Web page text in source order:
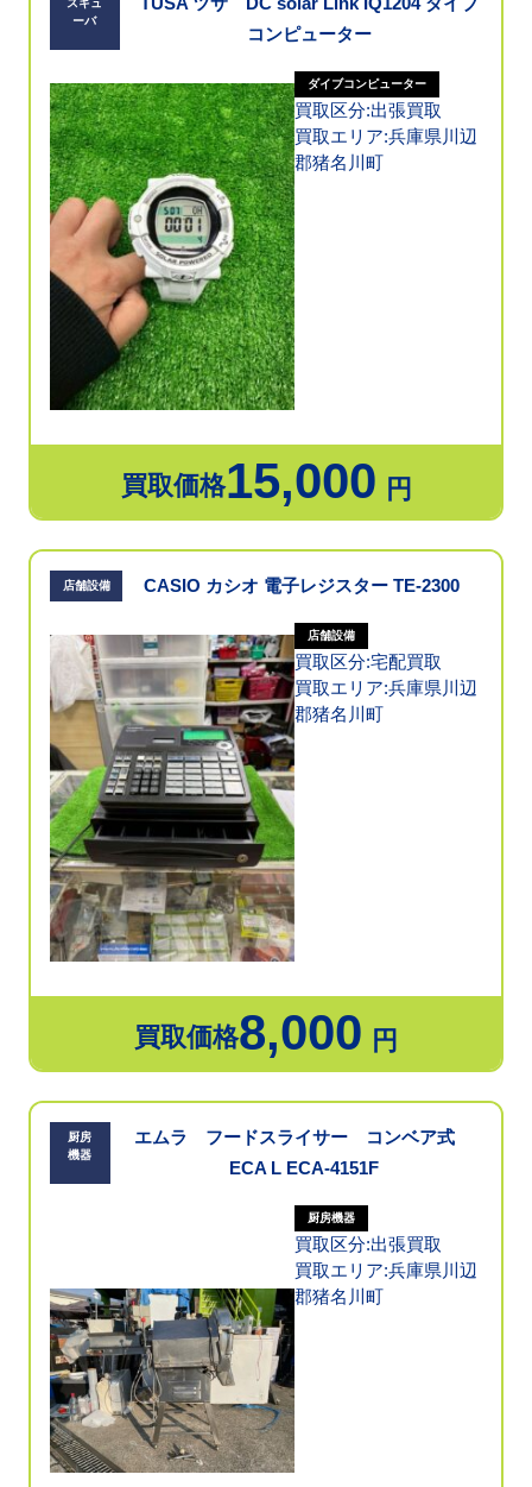
スキュ
ーバ
コンピューター
ダイブコンピューター
買取区分:出張買取
買取エリア:兵庫県川辺
郡猪名川町
買取価格15,000 円
店舗設備 CASIO カシオ 電子レジスター TE-2300
店舗設備
買取区分:宅配買取
買取エリア:兵庫県川辺
郡猪名川町
買取価格8,000 円
厨房
機器
エムラ フードスライサー コンベア式
ECA L ECA-4151F
厨房機器
買取区分:出張買取
買取エリア:兵庫県川辺
郡猪名川町